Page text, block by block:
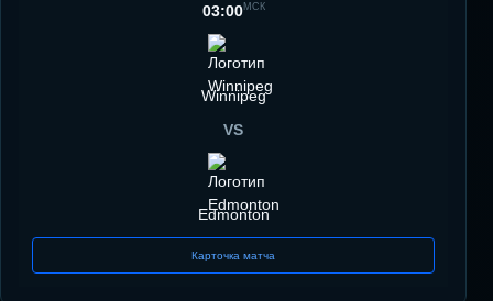
03:00МСК
Winnipeg
VS
Edmonton
Карточка матча